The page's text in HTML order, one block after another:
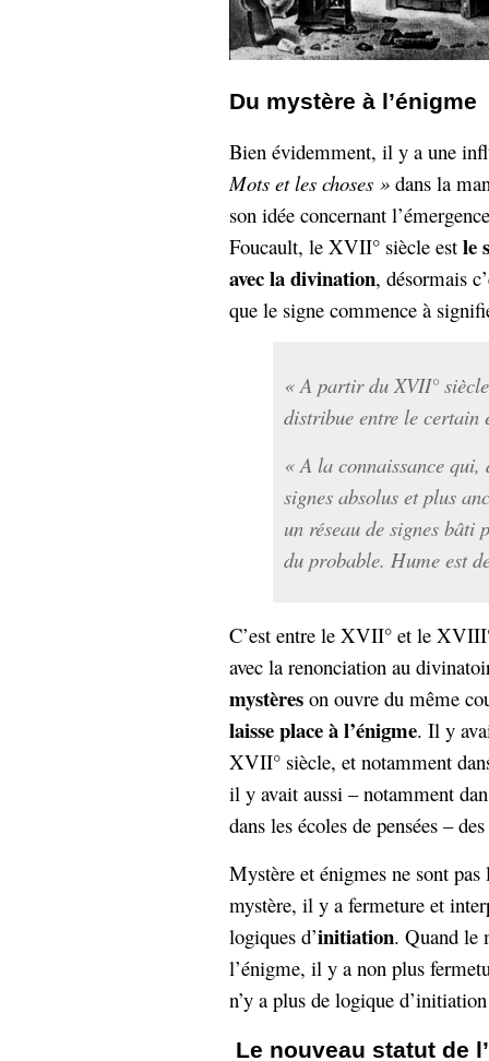
Du mystère à l’énigme
Bien évidemment, il y a une
Mots et les choses » dans la
son idée concernant
Foucault, le XVII° siècle est le
avec la divination, désormais
que le signe commence à
« A partir du XVII°
distribue entre le certain
« A la connaissance
signes absolus et plus
un réseau de signes bâti
du probable. Hume est
C’est entre le XVII° et le
avec la renonciation au
mystères on ouvre du même
laisse place à l’énigme. Il y
XVII° siècle, et notamment
il y avait aussi – notamment
dans les écoles de pensées –
Mystère et énigmes ne sont
mystère, il y a fermeture et
logiques d’initiation. Quand le
l’énigme, il y a non plus
n’y a plus de logique
Le nouveau statut de